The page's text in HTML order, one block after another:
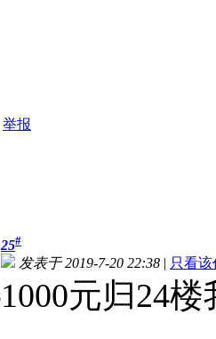
举报
25#
发表于 2019-7-20 22:38 | 只看该
1000元归24